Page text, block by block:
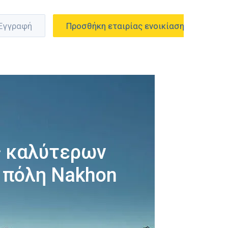
Προσθήκη εταιρίας ενοικίασης
καλύτερων
Nakhon